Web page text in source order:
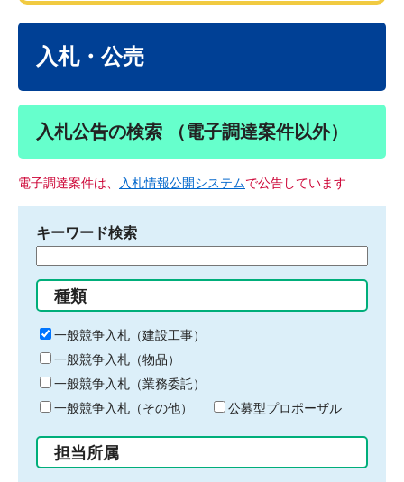
入札・公売
入札公告の検索 （電子調達案件以外）
電子調達案件は、 入札情報公開システムで公告しています
キーワード検索
る
キ
ー
ワ
ー
ド
入
力
種類
一般競争入札（建設工事）
一般競争入札（物品）
一般競争入札（業務委託）
一般競争入札（その他）
公募型プロポーザル
担当所属